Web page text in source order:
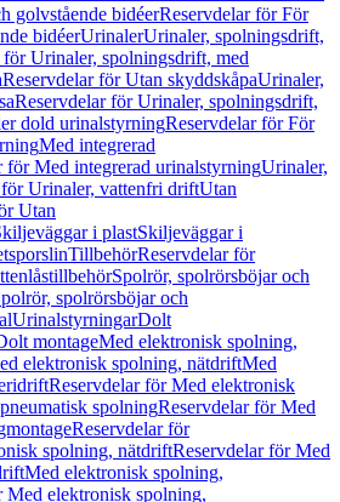
golvstående bidéerReservdelar för För
bidéerUrinalerUrinaler, spolningsdrift,
för Urinaler, spolningsdrift, med
Reservdelar för Utan skyddskåpaUrinaler,
Reservdelar för Urinaler, spolningsdrift,
dold urinalstyrningReservdelar för För
Med integrerad
för Med integrerad urinalstyrningUrinaler,
Urinaler, vattenfri driftUtan
Utan
i plastSkiljeväggar i
TillbehörReservdelar för
Spolrör, spolrörsböjar och
spolrörsböjar och
UrinalstyrningarDolt
montageMed elektronisk spolning,
elektronisk spolning, nätdriftMed
Reservdelar för Med elektronisk
spolningReservdelar för Med
Reservdelar för
spolning, nätdriftReservdelar för Med
Med elektronisk spolning,
Med elektronisk spolning,